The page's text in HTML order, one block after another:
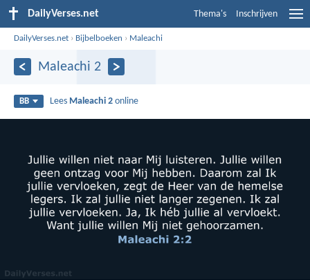
DailyVerses.net Thema's Inschrijven
DailyVerses.net › Bijbelboeken › Maleachi
Maleachi 2
BB Lees Maleachi 2 online